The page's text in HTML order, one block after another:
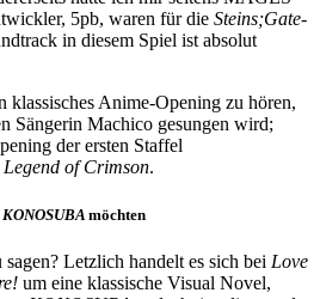
5pb, waren für die Steins;Gate-
in diesem Spiel ist absolut
klassisches Anime-Opening zu hören,
Sängerin Machico gesungen wird;
der ersten Staffel
Legend of Crimson.
KONOSUBA möchten
Letzlich handelt es sich bei Love
um eine klassische Visual Novel,